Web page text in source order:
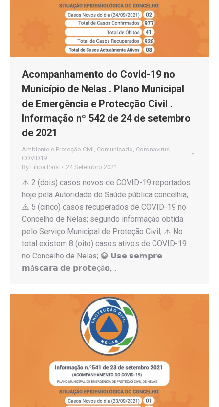
Acompanhamento do Covid-19 no
Município de Nelas . Plano Municipal
de Emergência e Protecção Civil .
Informação nº 542 de 24 de setembro
de 2021
Ambiente e Proteção Civil Comunicado Coronavirus
COVID19
By Filipa Pais 24 Setembro 2021
⚠️ 2 (dois) casos novos de COVID-19 reportados
hoje pela Autoridade de Saúde pública concelhia;
⚠️ 5 (cinco) casos recuperados de COVID-19 no
Concelho de Nelas; segundo informação obtida
pelo Serviço Municipal de Proteção Civil; ⚠️ No
total existem 8 (oito) casos ativos de COVID-19
no Concelho de Nelas; 😷 𝗨𝘀𝗲 𝘀𝗲𝗺𝗽𝗿𝗲
𝗺á𝘀𝗰𝗮𝗿𝗮 𝗱𝗲 𝗽𝗿𝗼𝘁𝗲çã𝗼,…